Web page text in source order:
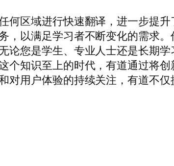
何区域进行快速翻译，进一步提
，以满足学习者不断变化的需求
论您是学生、专业人士还是长期
个知识至上的时代，有道通过将
对用户体验的持续关注，有道不